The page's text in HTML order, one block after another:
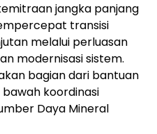
jangka panjang
transisi
melalui perluasan
modernisasi sistem.
bagian dari bantuan
bawah koordinasi
Daya Mineral